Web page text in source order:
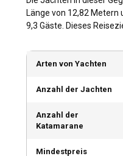
Bootsverleih in
kubanischen Städten an.
Was sind die
für Yachtcharter in
Von Cienfuegos aus
Guanaroca-Lagune, die
eignet, Cayo Loco und
von Cienfuegos aus
Länge von 12,82
9,3 Gäste. Dieses
Arten von Yachten
Anzahl der Jachten
Anzahl der
Katamarane
Mindestpreis